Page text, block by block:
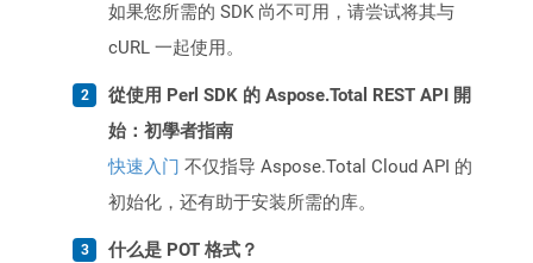
如果您所需的 SDK 尚不可用，请尝试将其与
cURL 一起使用。
從使用 Perl SDK 的 Aspose.Total REST API 開
始：初學者指南
快速入门 不仅指导 Aspose.Total Cloud API 的
初始化，还有助于安装所需的库。
什么是 POT 格式？